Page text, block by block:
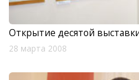
Открытие десятой
28 марта 2008